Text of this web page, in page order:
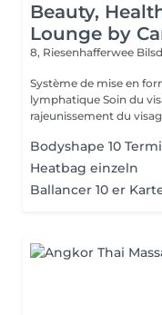
Beauty,
Lounge by
8, Riesenhafferwee
Système de mise en forme
lymphatique Soin du visage classique Aquapure Nettoyage et
Bodyshape 10
Heatbag einzeln
Ballancer 10 er